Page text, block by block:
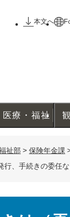
本文へ
医療・福祉
祉部 > 保険年金課
、手続きの委任な